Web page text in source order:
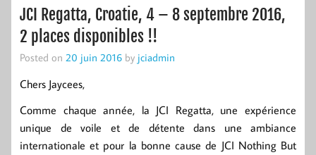
JCI Regatta, Croatie, 4 – 8 septembre 2016,
2 places disponibles !!
Posted on 20 juin 2016 by jciadmin
Chers Jaycees,
Comme chaque année, la JCI Regatta, une expérience
unique de voile et de détente dans une ambiance
internationale et pour la bonne cause de JCI Nothing But